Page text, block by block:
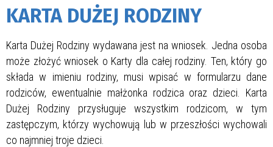
KARTA DUŻEJ RODZINY
Karta Dużej Rodziny wydawana jest na wniosek. Jedna osoba
może złożyć wniosek o Karty dla całej rodziny. Ten, który go
składa w imieniu rodziny, musi wpisać w formularzu dane
rodziców, ewentualnie małżonka rodzica oraz dzieci. Karta
Dużej Rodziny przysługuje wszystkim rodzicom, w tym
zastępczym, którzy wychowują lub w przeszłości wychowali
co najmniej troje dzieci.